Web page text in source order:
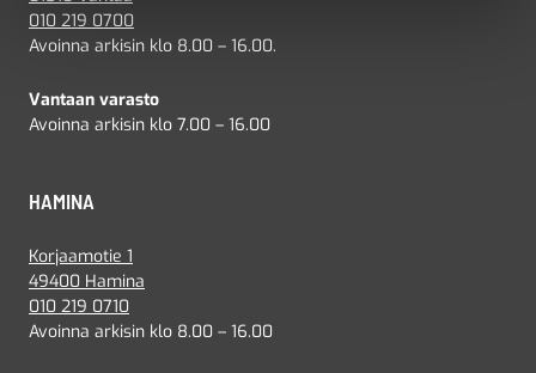
010 219 0700
Avoinna arkisin klo 8.00 – 16.00.
Vantaan varasto
Avoinna arkisin klo 7.00 – 16.00
HAMINA
Korjaamotie 1
49400 Hamina
010 219 0710
Avoinna arkisin klo 8.00 – 16.00